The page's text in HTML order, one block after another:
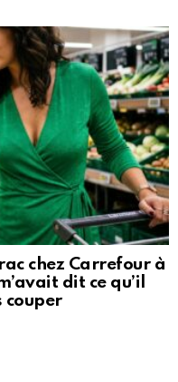
chez Carrefour à
dit ce qu’il